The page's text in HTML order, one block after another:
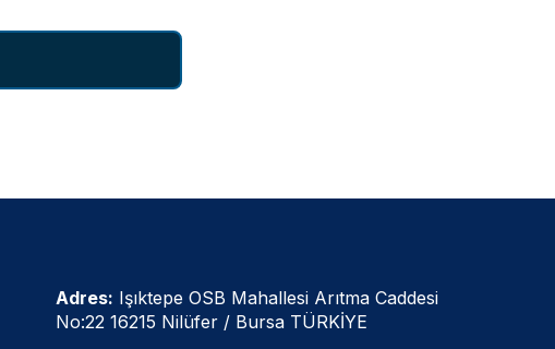
Adres: Işıktepe OSB Mahallesi Arıtma Caddesi
No:22 16215 Nilüfer / Bursa TÜRKİYE